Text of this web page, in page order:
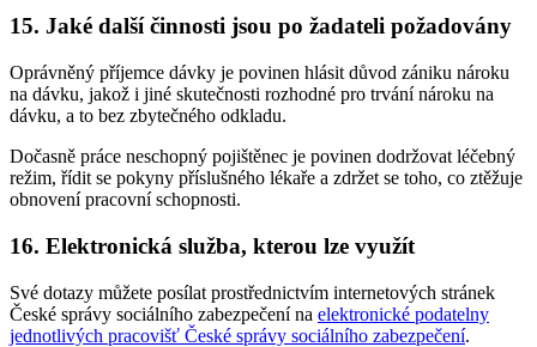
15. Jaké další činnosti jsou po žadateli požadovány
Oprávněný příjemce dávky je povinen hlásit důvod zániku nároku
na dávku, jakož i jiné skutečnosti rozhodné pro trvání nároku na
dávku, a to bez zbytečného odkladu.
Dočasně práce neschopný pojištěnec je povinen dodržovat léčebný
režim, řídit se pokyny příslušného lékaře a zdržet se toho, co ztěžuje
obnovení pracovní schopnosti.
16. Elektronická služba, kterou lze využít
Své dotazy můžete posílat prostřednictvím internetových stránek
České správy sociálního zabezpečení na elektronické podatelny
jednotlivých pracovišť České správy sociálního zabezpečení.